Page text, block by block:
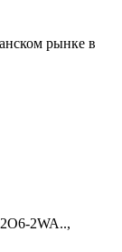
рынке в
2WA..,